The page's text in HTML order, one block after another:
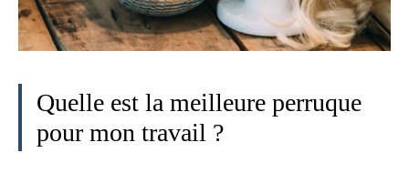
Quelle est la meilleure perruque
pour mon travail ?